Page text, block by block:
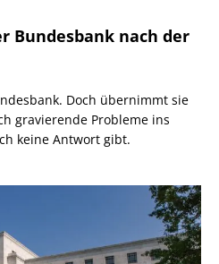
Bundesbank nach der
Doch übernimmt sie
gravierende Probleme ins
keine Antwort gibt.